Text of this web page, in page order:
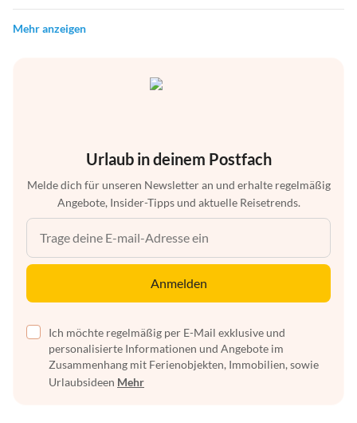
Mehr anzeigen
Urlaub in deinem Postfach
Melde dich für unseren Newsletter an und erhalte regelmäßig
Angebote, Insider-Tipps und aktuelle Reisetrends.
Anmelden
Ich möchte regelmäßig per E-Mail exklusive und
personalisierte Informationen und Angebote im
Zusammenhang mit Ferienobjekten, Immobilien, sowie
Urlaubsideen Mehr